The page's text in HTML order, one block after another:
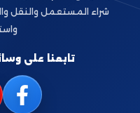
شراء المستعمل والنقل
تابعنا على